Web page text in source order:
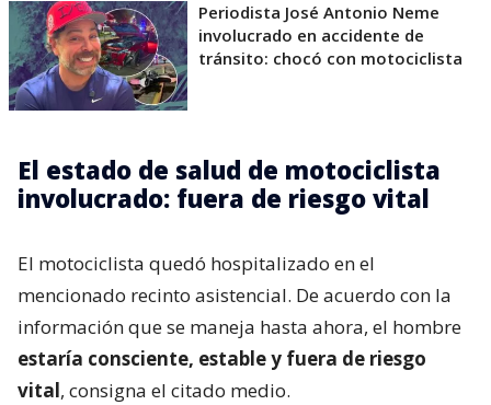
Periodista José Antonio Neme
involucrado en accidente de
tránsito: chocó con motociclista
El estado de salud de motociclista
involucrado: fuera de riesgo vital
El motociclista quedó hospitalizado en el
mencionado recinto asistencial. De acuerdo con la
información que se maneja hasta ahora, el hombre
estaría consciente, estable y fuera de riesgo
vital, consigna el citado medio.